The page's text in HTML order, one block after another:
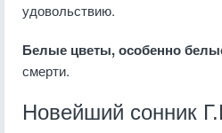
удовольствию.
Белые цветы, особенно
смерти.
Новейший сонник